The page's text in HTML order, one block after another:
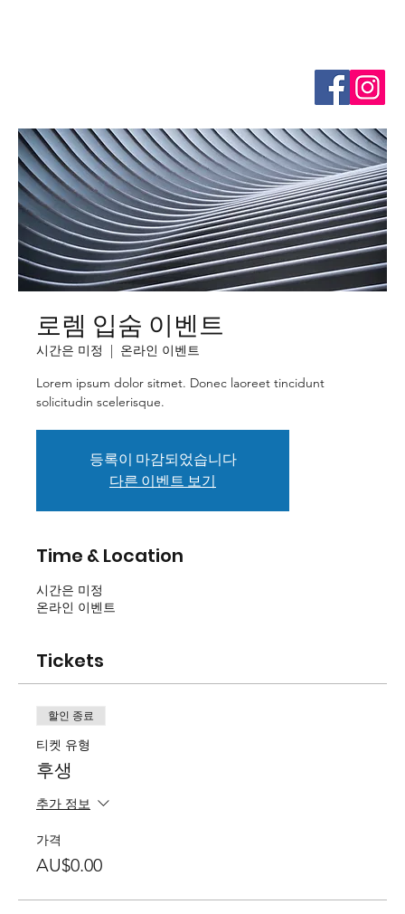
로렘 입숨 이벤트
시간은 미정
  |
온라인 이벤트
Lorem ipsum dolor sitmet. Donec laoreet tincidunt
solicitudin scelerisque.
등록이 마감되었습니다
다른 이벤트 보기
Time & Location
시간은 미정
온라인 이벤트
Tickets
할인 종료
티켓 유형
후생
추가 정보
가격
AU$0.00